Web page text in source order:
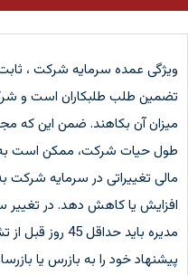
ویژگی عمده سرمایه شرکت ،
تضمین طلب طلبکاران است و
میزان آن بکاهند. ضمن این که
طول حیات شرکت، ممکن است به
مالی تغییراتی در سرمایه شرکت
افزایش یا کاهش دهد. در تغییر
مدیره باید
پیشنهاد خود را به بازرس یا